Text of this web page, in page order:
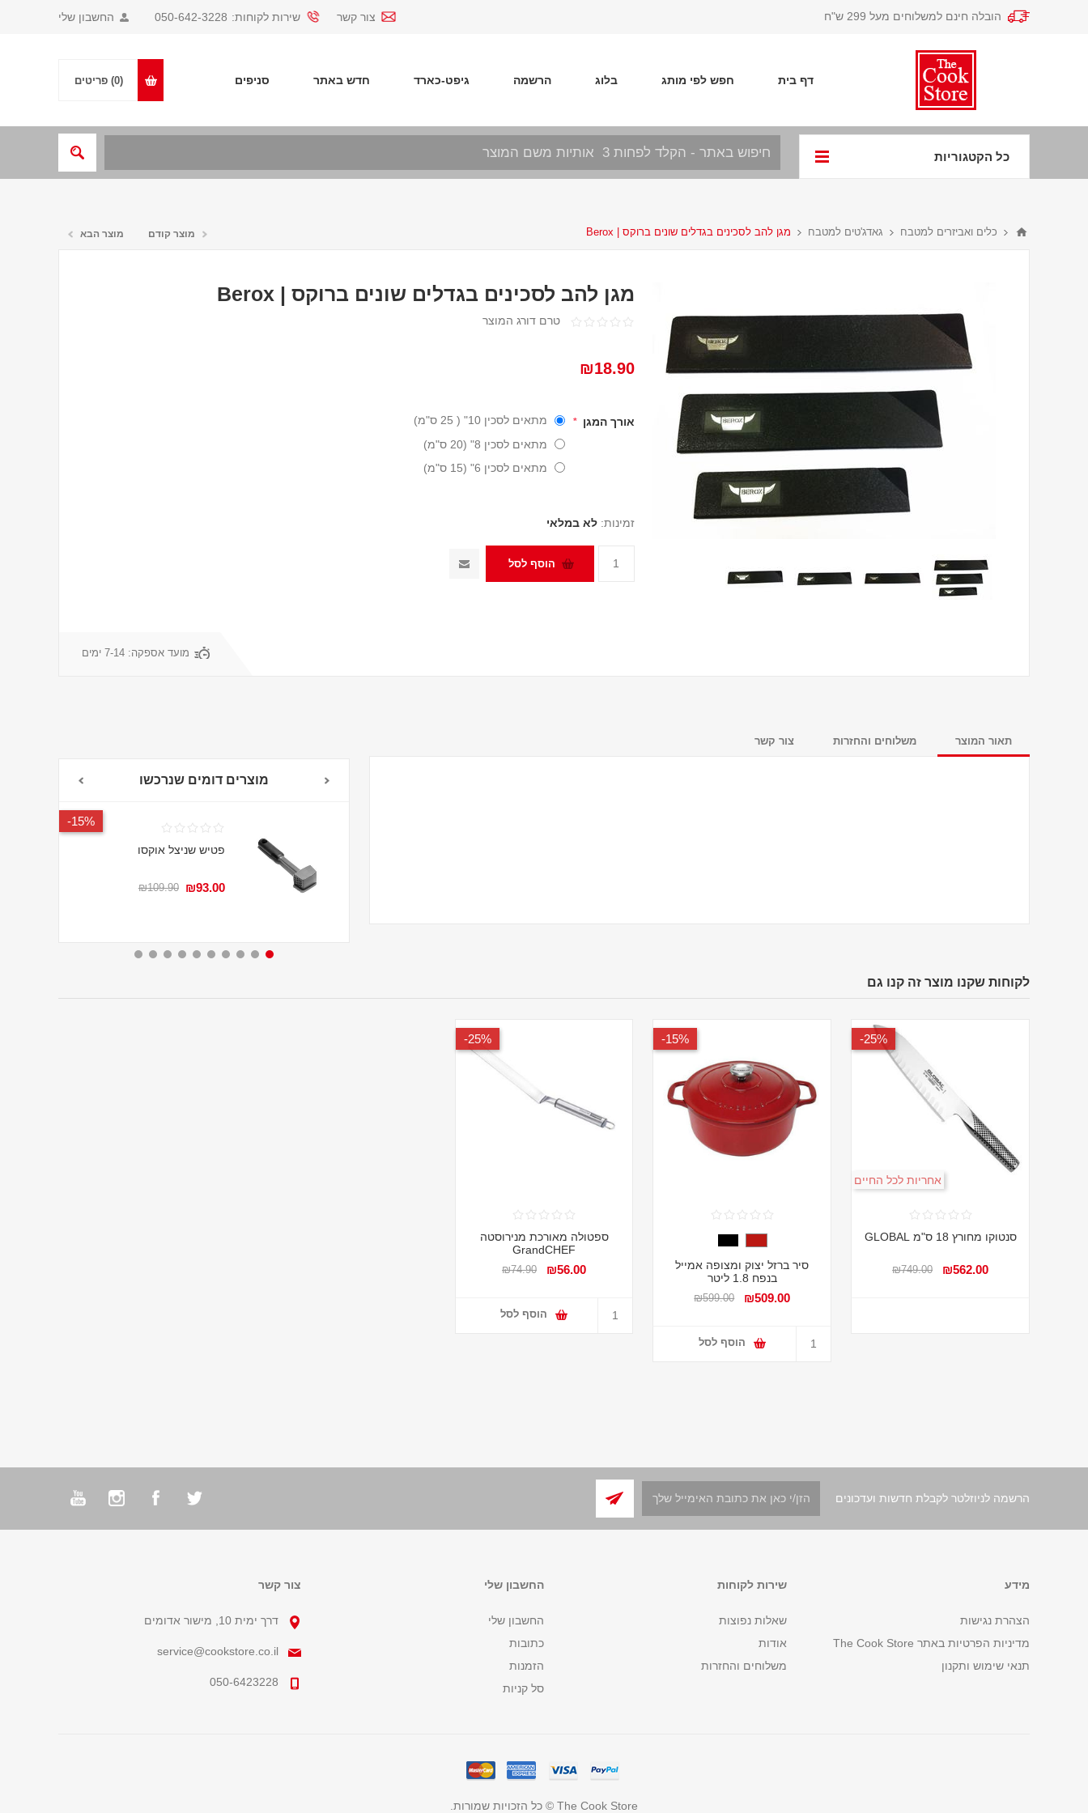
החשבון שלי צור קשר שירות לקוחות: 050-642-3228 הובלה חינם למשלוחים מעל 299 ש"ח
דף בית חפש לפי מותג בלוג הרשמה גיפט-כארד חדש באתר סניפים (0) פריטים
כל הקטגוריות
כלים ואביזרים למטבח גאדג'טים למטבח מגן להב לסכינים בגדלים שונים ברוקס | Berox מוצר קודם מוצר הבא
מגן להב לסכינים בגדלים שונים ברוקס | Berox
טרם דורג המוצר
₪18.90
אורך המגן *
מתאים לסכין 10" ( 25 ס"מ)
מתאים לסכין 8" (20 ס"מ)
מתאים לסכין 6" (15 ס"מ)
זמינות: לא במלאי
מועד אספקה: 7-14 ימים
תאור המוצר משלוחים והחזרות צור קשר
מוצרים דומים שנרכשו
15%-
פטיש שניצל אוקסו
₪93.00
₪109.90
לקוחות שקנו מוצר זה קנו גם
25%-
אחריות לכל החיים
סנטוקו מחורץ 18 ס"מ GLOBAL
₪562.00
₪749.00
15%-
סיר ברזל יצוק ומצופה אמייל
בנפח 1.8 ליטר
₪509.00
₪599.00
הוסף לסל
25%-
ספטולה מאורכת מנירוסטה
GrandCHEF
₪56.00
₪74.90
הוסף לסל
הרשמה לניוזלטר לקבלת חדשות ועדכונים
מידע
הצהרת נגישות
מדיניות הפרטיות באתר The Cook Store
תנאי שימוש ותקנון
שירות לקוחות
שאלות נפוצות
אודות
משלוחים והחזרות
החשבון שלי
החשבון שלי
כתובות
הזמנות
סל קניות
צור קשר
דרך ימית 10, מישור אדומים
service@cookstore.co.il
050-6423228
The Cook Store © כל הזכויות שמורות.